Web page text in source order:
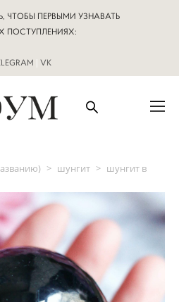
ЧТОБЫ ПЕРВЫМИ УЗНАВАТЬ
ПОСТУПЛЕНИЯХ:
| VK
> шунгит > шунгит в